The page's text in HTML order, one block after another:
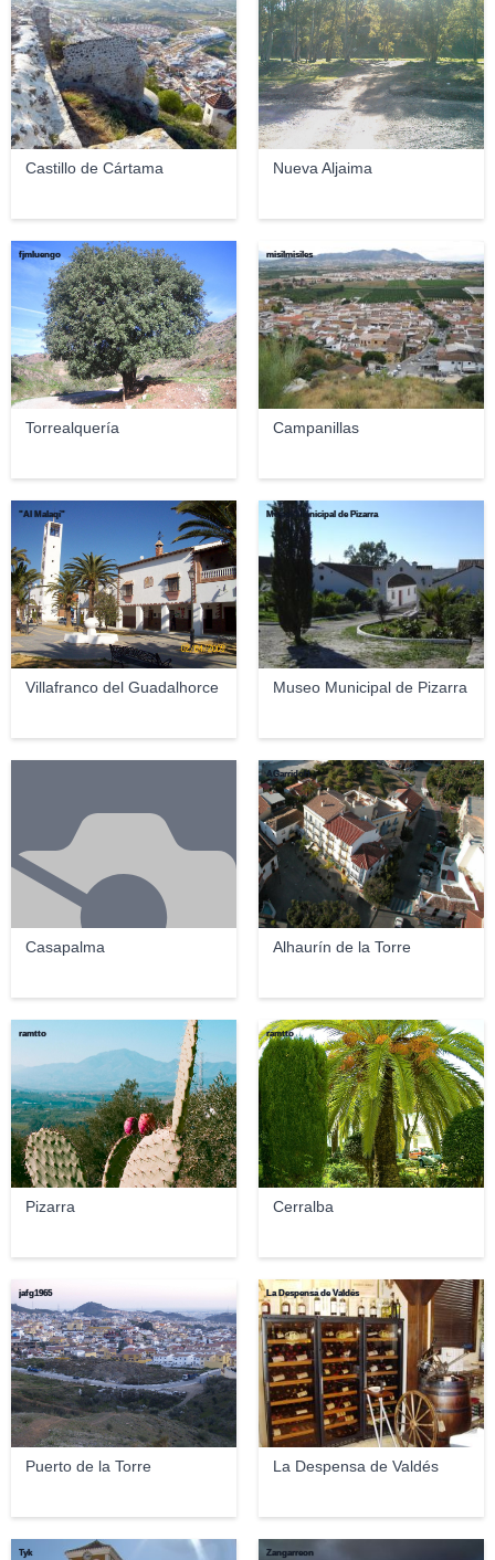
Castillo de Cártama Nueva Aljaima
Torrealquería
fjmluengo
Campanillas
misilmisiles
Villafranco del Guadalhorce
"Al Malaqí"
Museo Municipal de Pizarra
Museo Municipal de Pizarra
Casapalma Alhaurín de la Torre
AGarridoH
Pizarra
ramtto
Cerralba
ramtto
Puerto de la Torre
jafg1965
La Despensa de Valdés
La Despensa de Valdés
Tyk Zangarreon